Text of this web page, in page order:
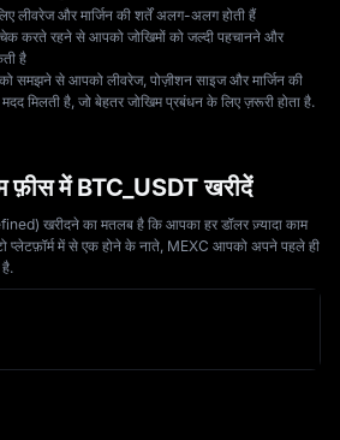
लीवरेज और मार्जिन की शर्तें अलग-अलग होती हैं
करते रहने से आपको जोखिमों को जल्दी पहचानने और
है
समझने से आपको लीवरेज, पोज़ीशन साइज और मार्जिन की
मिलती है, जो बेहतर जोखिम प्रबंधन के लिए ज़रूरी होता है.
में BTC_USDT खरीदें
खरीदने का मतलब है कि आपका हर डॉलर ज़्यादा काम
प्लेटफ़ॉर्म में से एक होने के नाते, MEXC आपको अपने पहले ही